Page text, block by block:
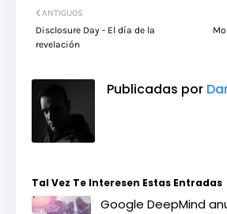
ANTIGUOS
Disclosure Day - El día de la
revelación
Publicadas por
Tal Vez Te Interesen Estas Entradas
Google DeepMind